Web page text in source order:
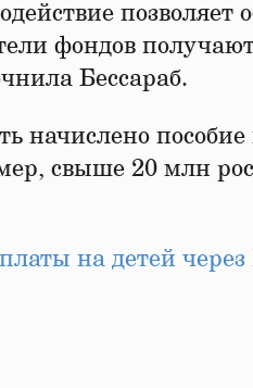
фондов
Бессараб.
начислено пособие
свыше 20 млн
на детей через